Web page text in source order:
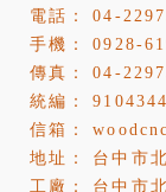
04-
0928-
04-
台中市
台中市